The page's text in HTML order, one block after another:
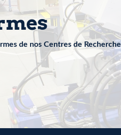
de nos Centres de Recherche